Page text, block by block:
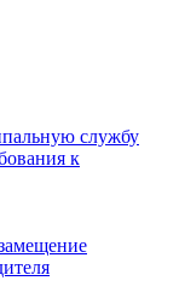
службу
к